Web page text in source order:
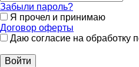
Забыли пароль?
Я прочел и принимаю
Договор оферты
Даю согласие на обработку
Войти